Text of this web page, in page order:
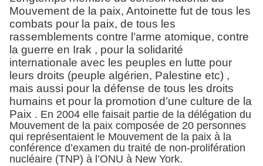
Mouvement de la paix, Antoinette fut de tous les
combats pour la paix, de tous les
rassemblements contre l’arme atomique, contre
la guerre en Irak , pour la solidarité
internationale avec les peuples en lutte pour
leurs droits (peuple algérien, Palestine etc) ,
mais aussi pour la défense de tous les droits
humains et pour la promotion d’une culture de la
Paix . En 2004 elle faisait partie de la délégation du
Mouvement de la paix composée de 20 personnes
qui représentaient le Mouvement de la paix à la
conférence d’examen du traité de non-prolifération
nucléaire (TNP) à l’ONU à New York.